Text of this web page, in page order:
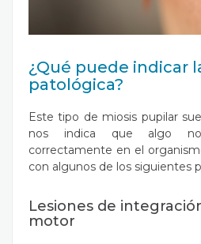
¿Qué puede indicar
patológica?
Este tipo de miosis pupilar
nos indica que algo no
correctamente en el
con algunos de los siguientes
Lesiones de
motor